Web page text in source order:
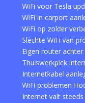
WiFi voor Tesla
WiFi in carport
WiFi op zolder
Slechte WiFi van
Eigen router
Thuiswerkplek
Internetkabel
WiFi problemen
Internet valt